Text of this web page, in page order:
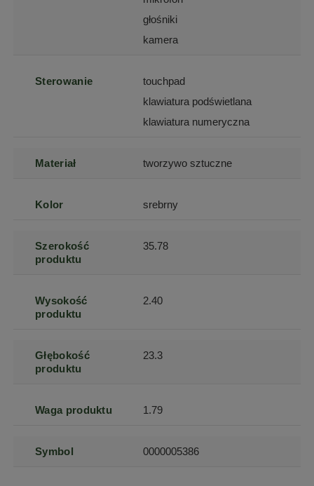
głośniki
kamera
Sterowanie
touchpad
klawiatura podświetlana
klawiatura numeryczna
Materiał tworzywo sztuczne
Kolor srebrny
Szerokość
produktu
35.78
Wysokość
produktu
2.40
Głębokość
produktu
23.3
Waga produktu 1.79
Symbol 0000005386